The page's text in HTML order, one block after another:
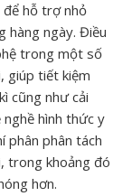
hỗ trợ nhỏ
hàng ngày. Điều
trong một số
giúp tiết kiệm
cũng như cải
hình thức y
phân phân tách
trong khoảng đó
hơn.